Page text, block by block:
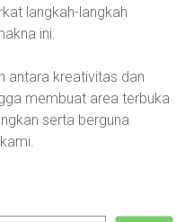
langkah-langkah
ini.
antara kreativitas dan
membuat area terbuka
serta berguna